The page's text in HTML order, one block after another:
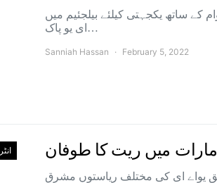
کے ساتھ یکجہتی کیلئے بیلجئیم میں
ای یو پاک…
Sanniah Hassan February 5, 2022
میں ریت کا طوفان
یواے ای کی مختلف ریاستوں مشرق